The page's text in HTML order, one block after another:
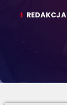
mic REDAKCJA